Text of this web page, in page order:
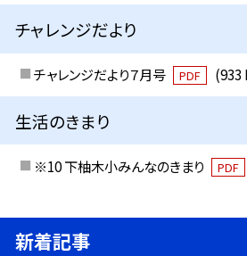
チャレンジだより
チャレンジだより７月号 PDF (933
生活のきまり
※10 下柚木小みんなのきまり PDF
新着記事